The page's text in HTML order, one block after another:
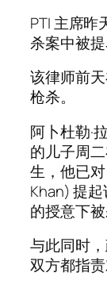
PTI 主席昨
杀案中被提
该律师前
枪杀。
阿卜杜勒·
的儿子周
生，他已对
Khan) 提
的授意下被
与此同时
双方都指